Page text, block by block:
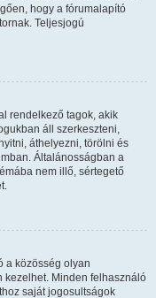
hogy a fórumalapító
Teljesjogú
rendelkező tagok, akik
áll szerkeszteni,
áthelyezni, törölni és
Általánosságban a
nem illő, sértegető
a közösség olyan
kezelhet. Minden felhasználó
saját jogosultságok